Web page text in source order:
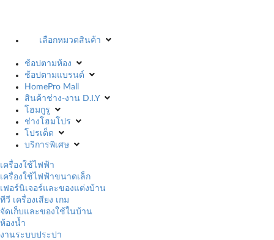
เลือกหมวดสินค้า
ช้อปตามห้อง
ช้อปตามแบรนด์
HomePro Mall
สินค้าช่าง-งาน D.I.Y
โฮมกูรู
ช่างโฮมโปร
โปรเด็ด
บริการพิเศษ
เครื่องใช้ไฟฟ้า
เครื่องใช้ไฟฟ้าขนาดเล็ก
เฟอร์นิเจอร์และของแต่งบ้าน
ทีวี เครื่องเสียง เกม
จัดเก็บและของใช้ในบ้าน
ห้องน้ำ
งานระบบประปา